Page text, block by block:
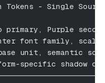
- Single
primary, Purple
(Inter font family,
base unit,
specific